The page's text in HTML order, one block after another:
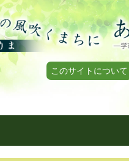
このサイトについて